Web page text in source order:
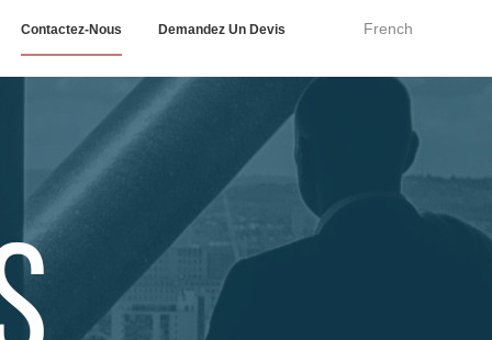
French
Contactez-Nous Demandez Un Devis